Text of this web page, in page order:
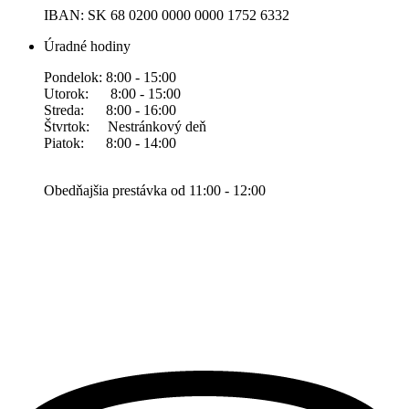
IBAN: SK 68 0200 0000 0000 1752 6332
Úradné hodiny
Pondelok: 8:00 - 15:00
Utorok: 8:00 - 15:00
Streda: 8:00 - 16:00
Štvrtok: Nestránkový deň
Piatok: 8:00 - 14:00
Obedňajšia prestávka od 11:00 - 12:00